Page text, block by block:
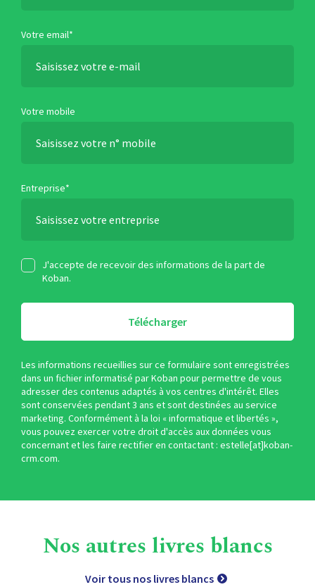
Votre email*
Votre mobile
Entreprise*
J'accepte de recevoir des informations de la part de
Koban.
Télécharger
Les informations recueillies sur ce formulaire sont enregistrées
dans un fichier informatisé par Koban pour permettre de vous
adresser des contenus adaptés à vos centres d'intérêt. Elles
sont conservées pendant 3 ans et sont destinées au service
marketing. Conformément à la loi « informatique et libertés »,
vous pouvez exercer votre droit d'accès aux données vous
concernant et les faire rectifier en contactant : estelle[at]koban-
crm.com.
Nos autres livres blancs
Voir tous nos livres blancs